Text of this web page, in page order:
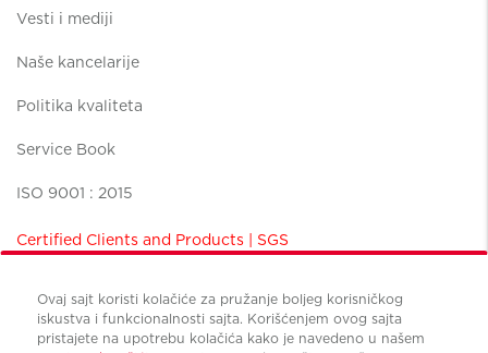
Ovaj sajt koristi kolačiće za pružanje boljeg korisničkog
iskustva i funkcionalnosti sajta. Korišćenjem ovog sajta
pristajete na upotrebu kolačića kako je navedeno u našem
Vesti i mediji
Naše kancelarije
Politika kvaliteta
Service Book
ISO 9001 : 2015
Certified Clients and Products | SGS